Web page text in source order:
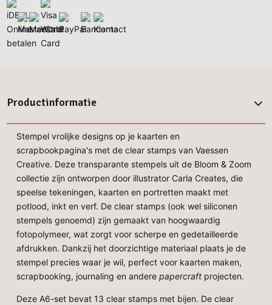
Productinformatie
Stempel vrolijke designs op je kaarten en
scrapbookpagina's met de clear stamps van Vaessen
Creative. Deze transparante stempels uit de Bloom & Zoom
collectie zijn ontworpen door illustrator Carla Creates, die
speelse tekeningen, kaarten en portretten maakt met
potlood, inkt en verf. De clear stamps (ook wel siliconen
stempels genoemd) zijn gemaakt van hoogwaardig
fotopolymeer, wat zorgt voor scherpe en gedetailleerde
afdrukken. Dankzij het doorzichtige materiaal plaats je de
stempel precies waar je wil, perfect voor kaarten maken,
scrapbooking, journaling en anderepapercraft projecten.
Deze A6-set bevat 13 clear stamps met bijen. De clear